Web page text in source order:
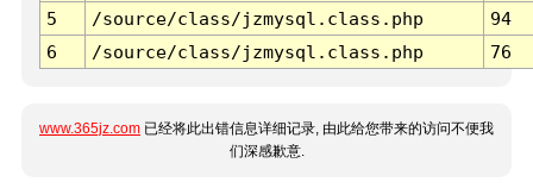
5
/source/class/jzmysql.class.php
94
6
/source/class/jzmysql.class.php 76
www.365jz.com 已经将此出错信息详细记录, 由此给您带来的访问不便我
们深感歉意.